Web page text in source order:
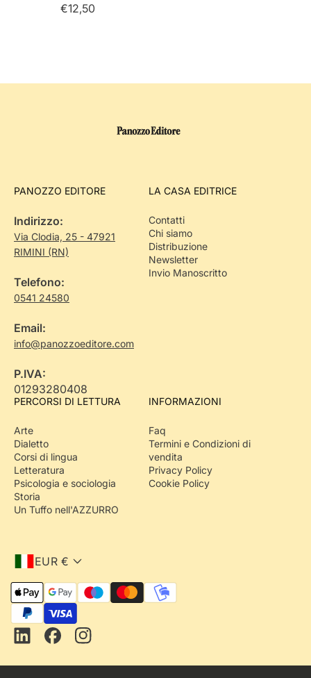
€12,50
PANOZZO EDITORE
Indirizzo:
Via Clodia, 25 - 47921
RIMINI (RN)
Telefono:
0541 24580
Email:
info@panozzoeditore.com
P.IVA:
01293280408
LA CASA EDITRICE
Contatti
Chi siamo
Distribuzione
Newsletter
Invio Manoscritto
PERCORSI DI LETTURA
Arte
Dialetto
Corsi di lingua
Letteratura
Psicologia e sociologia
Storia
Un Tuffo nell'AZZURRO
INFORMAZIONI
Faq
Termini e Condizioni di
vendita
Privacy Policy
Cookie Policy
M
e
o
d
i
EUR €
L
F
I
Iscriviti alla
Newsletter
e ricevi
il 5% di sconto